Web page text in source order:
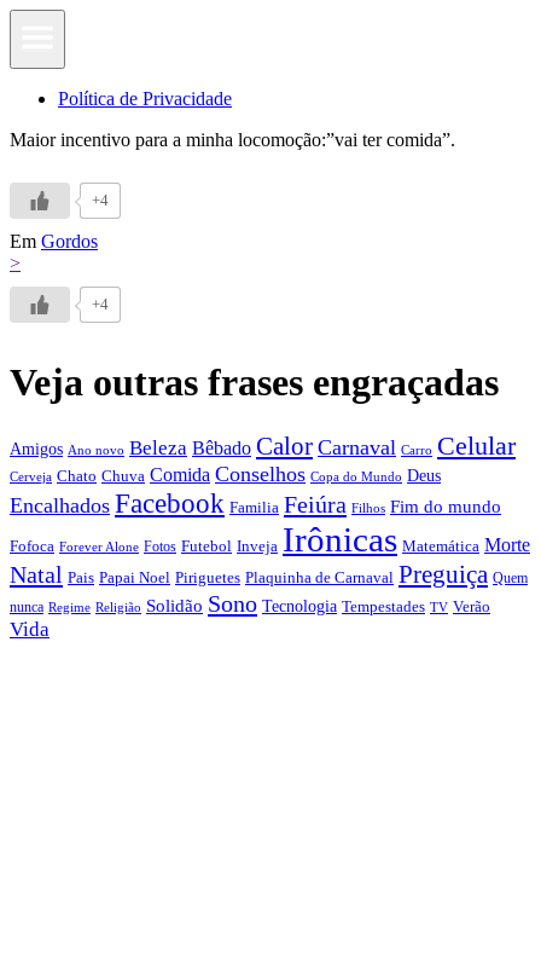
Política de Privacidade
Maior incentivo para a minha locomoção:”vai ter comida”.
+4
Em Gordos
>
+4
Veja outras frases engraçadas
Amigos Ano novo Beleza Bêbado Calor Carnaval Carro Celular
Cerveja Chato Chuva Comida Conselhos Copa do Mundo Deus
Encalhados Facebook Familia Feiúra Filhos Fim do mundo
Fofoca Forever Alone Fotos Futebol Inveja Irônicas Matemática Morte
Natal Pais Papai Noel Piriguetes Plaquinha de Carnaval Preguiça Quem
nunca Regime Religião Solidão Sono Tecnologia Tempestades TV Verão
Vida